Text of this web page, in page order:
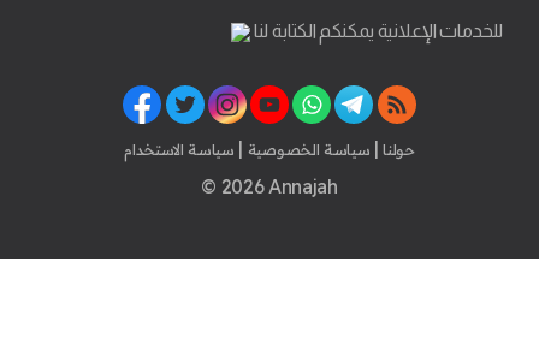
للخدمات الإعلانية يمكنكم الكتابة لنا
حولنا | سياسة الخصوصية | سياسة الاستخدام
© 2026 Annajah